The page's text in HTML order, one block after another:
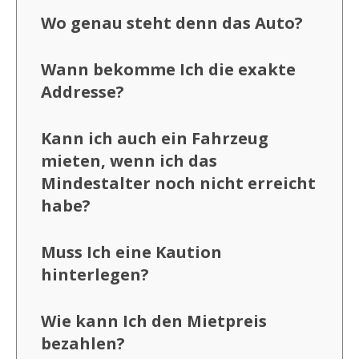
Wo genau steht denn das Auto?
Wann bekomme Ich die exakte
Addresse?
Kann ich auch ein Fahrzeug
mieten, wenn ich das
Mindestalter noch nicht erreicht
habe?
Muss Ich eine Kaution
hinterlegen?
Wie kann Ich den Mietpreis
bezahlen?